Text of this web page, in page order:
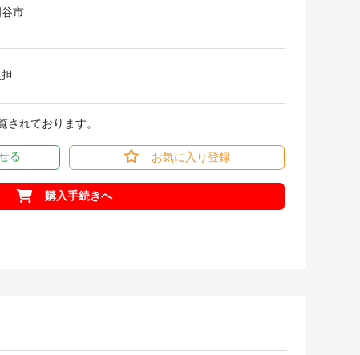
市
されております。
る お気に入り登録
購入手続きへ